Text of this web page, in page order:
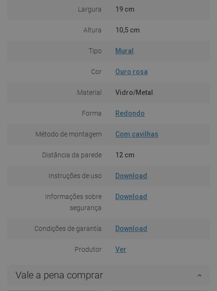
Largura 19 cm
Altura 10,5 cm
Tipo Mural
Cor Ouro rosa
Material Vidro/Metal
Forma Redondo
Método de montagem Com cavilhas
Distância da parede 12 cm
Instruções de uso Download
Informações sobre
segurança
Download
Condições de garantia Download
Produtor Ver
Vale a pena comprar